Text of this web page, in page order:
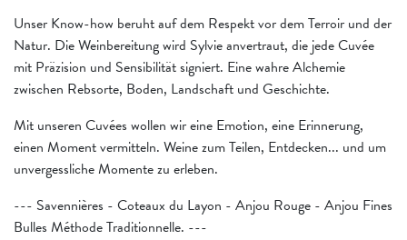
Unser Know-how beruht auf dem Respekt vor dem Terroir und der
Natur. Die Weinbereitung wird Sylvie anvertraut, die jede Cuvée
mit Präzision und Sensibilität signiert. Eine wahre Alchemie
zwischen Rebsorte, Boden, Landschaft und Geschichte.
Mit unseren Cuvées wollen wir eine Emotion, eine Erinnerung,
einen Moment vermitteln. Weine zum Teilen, Entdecken... und um
unvergessliche Momente zu erleben.
--- Savennières - Coteaux du Layon - Anjou Rouge - Anjou Fines
Bulles Méthode Traditionnelle. ---